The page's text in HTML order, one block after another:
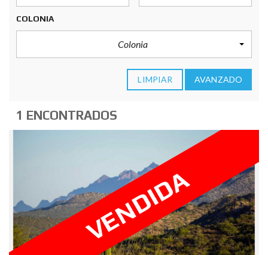
COLONIA
Colonia
LIMPIAR AVANZADO
1 ENCONTRADOS
VENDIDA